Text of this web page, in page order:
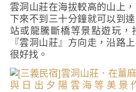
雲洞山莊在海拔較高的山上
下來不到三十分鐘就可以到
站或龍騰斷橋等景點遊玩，
『雲洞山莊』方向走，沿路
很好找。